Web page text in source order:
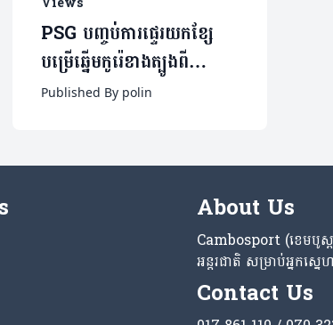
PSG បញ្ចប់ការផ្ទេរយកខ្សែ
បម្រើឆ្នើមកូរ៉េខាងត្បូងពី
Mallorca (មានវីដេអូ)
Published By polin
About Us
Cambosport (ខេមបូ
អន្តរជាតិ សម្រាប់អ្នកស្ន
Contact Us